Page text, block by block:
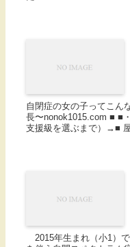
自閉症の女の子ってこん
長〜nonok1015.com ■ ■
支援級を選ぶまで）→■
2015年生まれ（小1）